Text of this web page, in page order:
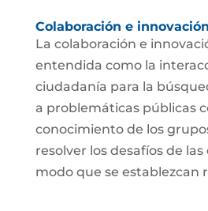
Colaboración e
La colaboración e
entendida como la
ciudadanía para la
a problemáticas públicas
conocimiento de los
resolver los desafíos de
modo que se establezcan